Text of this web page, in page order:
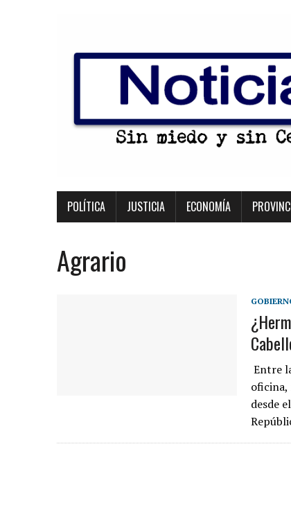
POLÍTICA JUSTICIA ECONOMÍA
Agrario
Entre
oficina,
desde